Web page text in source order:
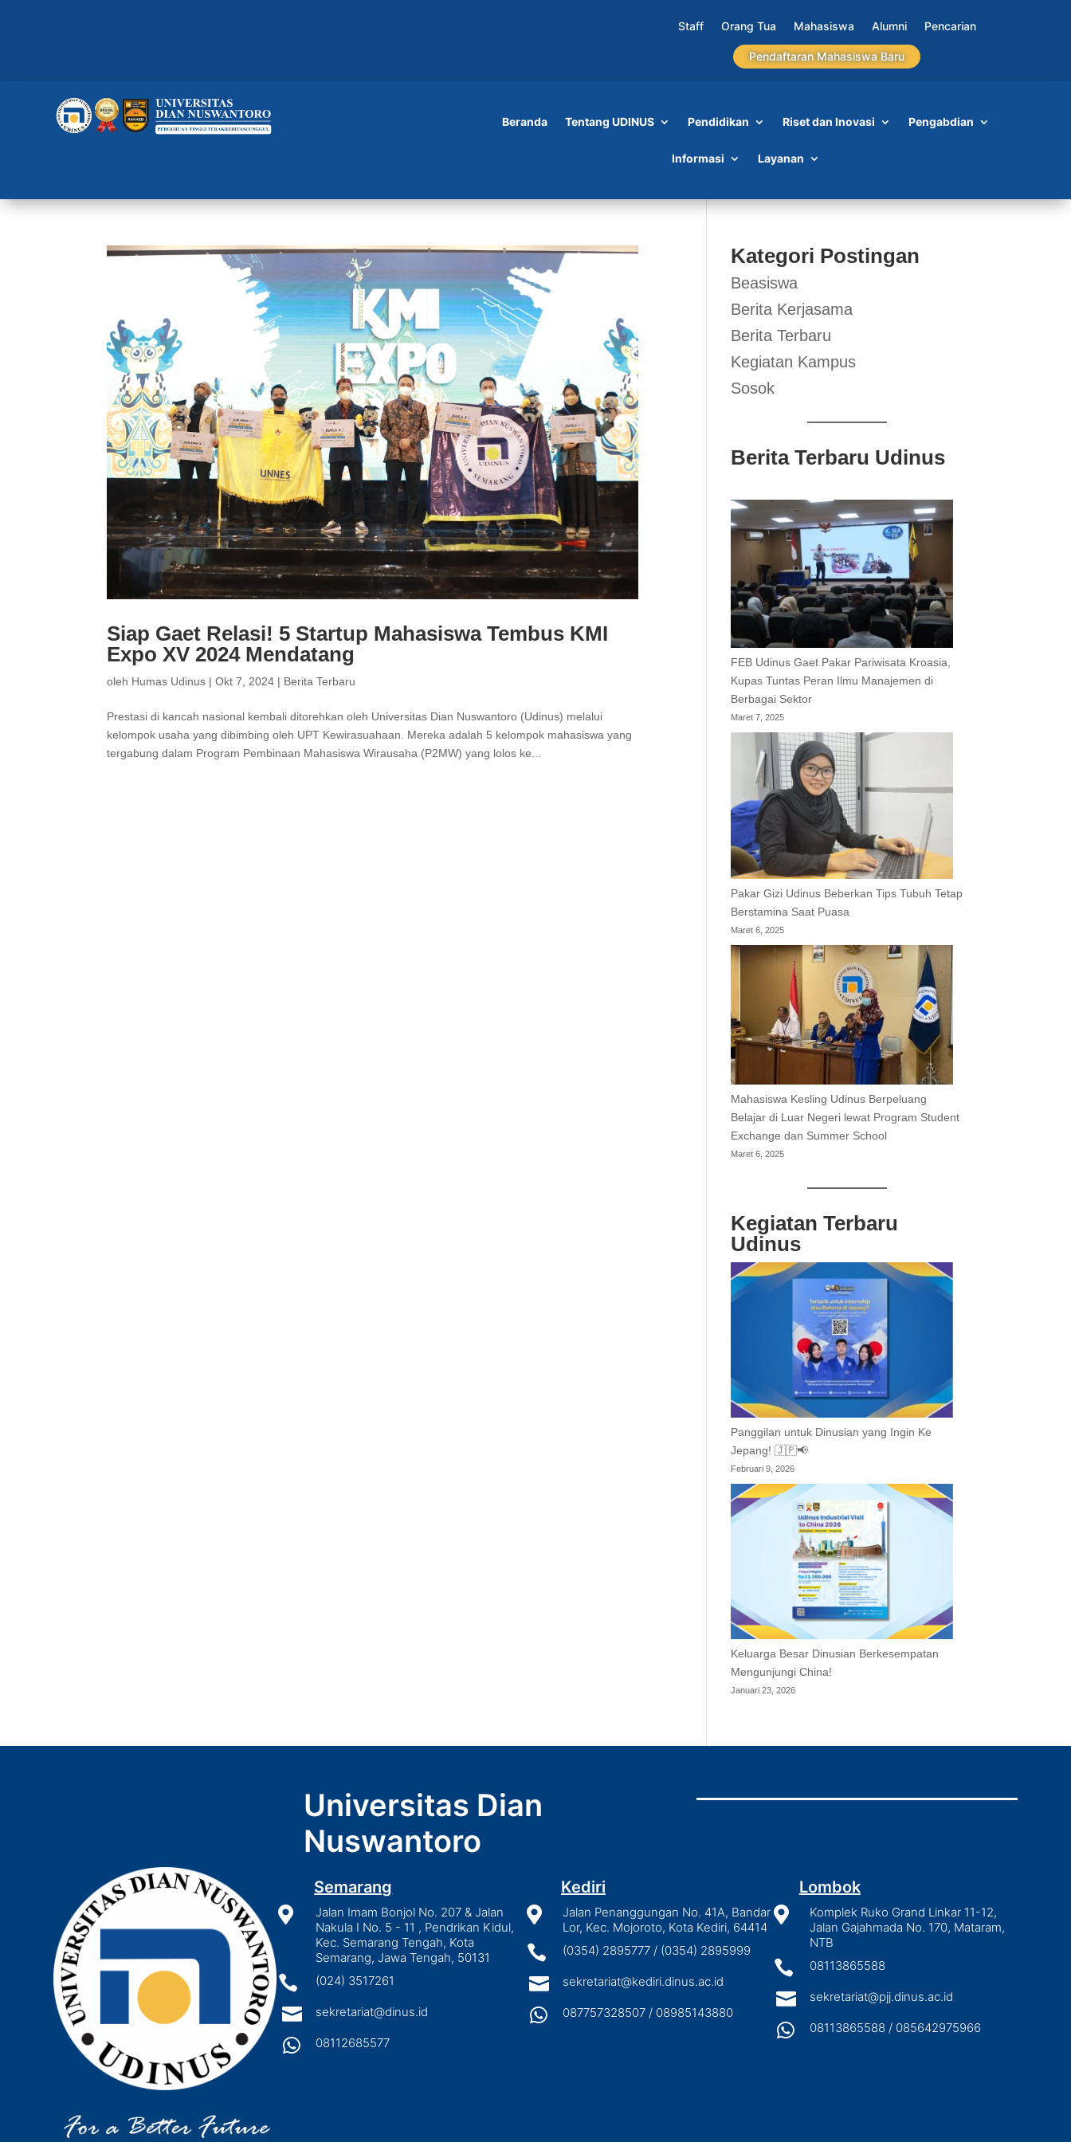
Staff Orang Tua Mahasiswa Alumni Pencarian
Pendaftaran Mahasiswa Baru
Beranda Tentang UDINUS Pendidikan Riset dan Inovasi Pengabdian
Informasi Layanan
Siap Gaet Relasi! 5 Startup Mahasiswa Tembus KMI
Expo XV 2024 Mendatang
oleh Humas Udinus |Okt 7, 2024 | Berita Terbaru
Prestasi di kancah nasional kembali ditorehkan oleh Universitas Dian Nuswantoro (Udinus) melalui
kelompok usaha yang dibimbing oleh UPT Kewirasuahaan. Mereka adalah 5 kelompok mahasiswa yang
tergabung dalam Program Pembinaan Mahasiswa Wirausaha (P2MW) yang lolos ke...
Kategori Postingan
Beasiswa
Berita Kerjasama
Berita Terbaru
Kegiatan Kampus
Sosok
Berita Terbaru Udinus
FEB Udinus Gaet Pakar Pariwisata Kroasia,
Kupas Tuntas Peran Ilmu Manajemen di
Berbagai Sektor
Maret 7, 2025
Pakar Gizi Udinus Beberkan Tips Tubuh Tetap
Berstamina Saat Puasa
Maret 6, 2025
Mahasiswa Kesling Udinus Berpeluang
Belajar di Luar Negeri lewat Program Student
Exchange dan Summer School
Maret 6, 2025
Kegiatan Terbaru
Udinus
Panggilan untuk Dinusian yang Ingin Ke
Jepang! 🇯🇵📢
Februari 9, 2026
Keluarga Besar Dinusian Berkesempatan
Mengunjungi China!
Januari 23, 2026
Universitas Dian
Nuswantoro
Semarang

Jalan Imam Bonjol No. 207 & Jalan
Nakula I No. 5 - 11 , Pendrikan Kidul,
Kec. Semarang Tengah, Kota
Semarang, Jawa Tengah, 50131
 (024) 3517261
 sekretariat@dinus.id
 08112685577
Kediri

Jalan Penanggungan No. 41A, Bandar
Lor, Kec. Mojoroto, Kota Kediri, 64414
 (0354) 2895777 / (0354) 2895999
 sekretariat@kediri.dinus.ac.id
 087757328507 / 08985143880
Lombok

Komplek Ruko Grand Linkar 11-12,
Jalan Gajahmada No. 170, Mataram,
NTB
 08113865588
 sekretariat@pjj.dinus.ac.id
 08113865588 / 085642975966